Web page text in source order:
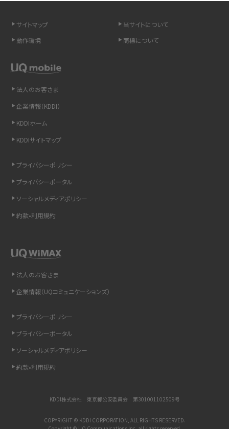
スマホのネット通信速度が遅い原因は？すぐできる対処法や見直すポイントを解
説
を解説
LINEの引き継ぎ方法は？対象データや事前準備・条件・注意点などを解説
非通知設定とは？184で電話をかける方法やiPhone・Androidの設定を解説
iCloudの使用容量を減らす9つの方法！使用状況の確認手順も紹介
リプライ機能とは？LINE、X（旧Twitter）、Instagram、TikTokで送る方法を解説
LINEで送信取り消しをする方法は？相手に知られるのか、削除との違いも紹介
「iPhoneを探す」の使い方と設定方法を紹介！ブラウザやアプリから探す方法を
詳しく解説
Wi-Fiを快適に使うための速度はどれくらい？用途別の目安・回線ごとの平均を
紹介
着信拒否とは？設定方法やブロックした番号の確認方法を解説
サイトマップ
当サイトについて
動作環境
商標について
法人のお客さま
企業情報（KDDI）
KDDIホーム
KDDIサイトマップ
プライバシーポリシー
プライバシーポータル
ソーシャルメディアポリシー
約款•利用規約
法人のお客さま
企業情報（UQコミュニケーションズ）
プライバシーポリシー
プライバシーポータル
ソーシャルメディアポリシー
約款•利用規約
KDDI株式会社 東京都公安委員会 第301001102509号
COPYRIGHT © KDDI CORPORATION, ALL RIGHTS RESERVED.